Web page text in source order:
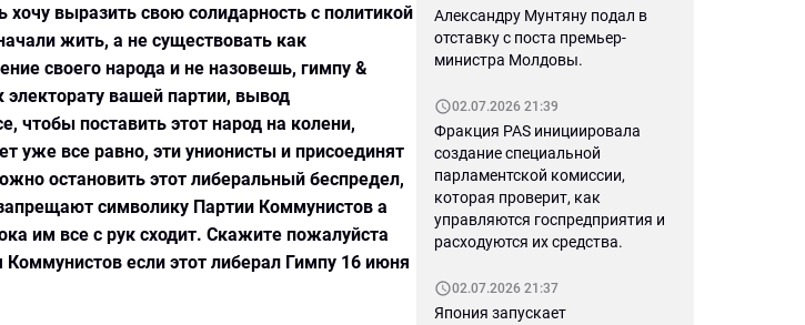
выразить свою солидарность с политикой
жить, а не существовать как
своего народа и не назовешь, гимпу &
вашей партии, вывод
чтобы поставить этот народ на колени,
уже все равно, эти унионисты и присоединят
остановить этот либеральный беспредел,
символику Партии Коммунистов а
им все с рук сходит. Скажите пожалуйста
если этот либерал Гимпу 16 июня
Александру Мунтяну подал в
отставку с поста премьер-
министра Молдовы.
02.07.2026 21:39
Фракция PAS инициировала
создание специальной
парламентской комиссии,
которая проверит, как
управляются госпредприятия и
расходуются их средства.
02.07.2026 21:37
Япония запускает